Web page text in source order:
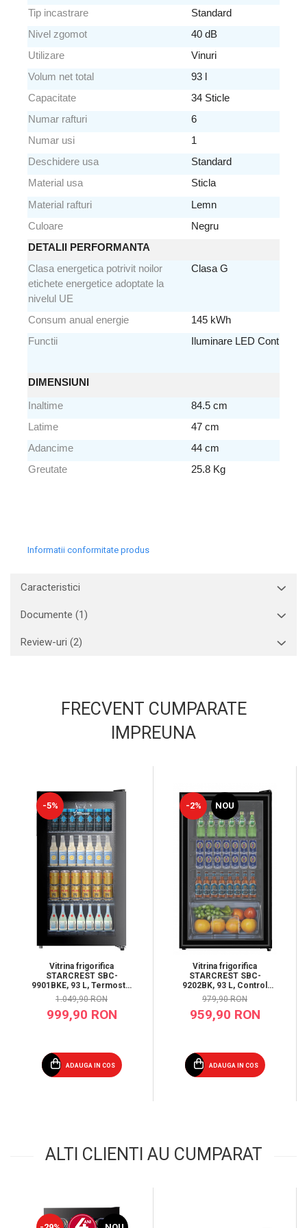
Tip incastrare
Standard
Nivel zgomot
40 dB
Utilizare
Vinuri
Volum net total
93 l
Capacitate
34 Sticle
Numar rafturi
6
Numar usi
1
Deschidere usa
Standard
Material usa
Sticla
Material rafturi
Lemn
Culoare
Negru
DETALII PERFORMANTA
Clasa energetica potrivit noilor
etichete energetice adoptate la
nivelul UE
Clasa G
Consum anual energie
145 kWh
Functii
Iluminare LED Control
DIMENSIUNI
Inaltime
84.5 cm
Latime
47 cm
Adancime
44 cm
Greutate
25.8 Kg
Informatii conformitate produs
Caracteristici
Documente (1)
Review-uri (2)
FRECVENT CUMPARATE
IMPREUNA
-5%
Vitrina frigorifica
STARCREST SBC-
9901BKE, 93 L, Termostat
reglabil, Iluminare LED,
Usa sticla, H 84.5 cm,
Negru
1.049,90 RON
999,90 RON
ADAUGA IN COS
-2% NOU
Vitrina frigorifica
STARCREST SBC-
9202BK, 93 L, Control
temperatura, Usa sticla, H
83.2 cm, Negru
979,90 RON
959,90 RON
ADAUGA IN COS
ALTI CLIENTI AU CUMPARAT